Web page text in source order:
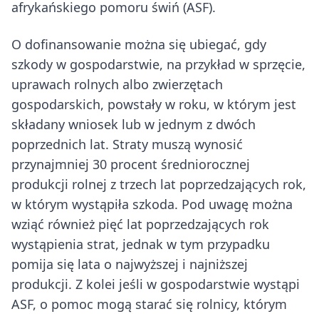
afrykańskiego pomoru świń (ASF).
O dofinansowanie można się ubiegać, gdy
szkody w gospodarstwie, na przykład w sprzęcie,
uprawach rolnych albo zwierzętach
gospodarskich, powstały w roku, w którym jest
składany wniosek lub w jednym z dwóch
poprzednich lat. Straty muszą wynosić
przynajmniej 30 procent średniorocznej
produkcji rolnej z trzech lat poprzedzających rok,
w którym wystąpiła szkoda. Pod uwagę można
wziąć również pięć lat poprzedzających rok
wystąpienia strat, jednak w tym przypadku
pomija się lata o najwyższej i najniższej
produkcji. Z kolei jeśli w gospodarstwie wystąpi
ASF, o pomoc mogą starać się rolnicy, którym